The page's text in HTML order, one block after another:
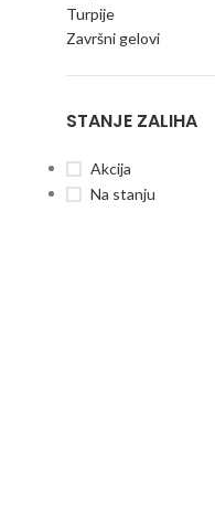
Turpije
Završni gelovi
STANJE ZALIHA
Akcija
Na stanju